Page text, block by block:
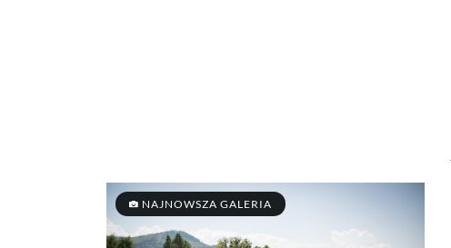
NAJNOWSZA GALERIA